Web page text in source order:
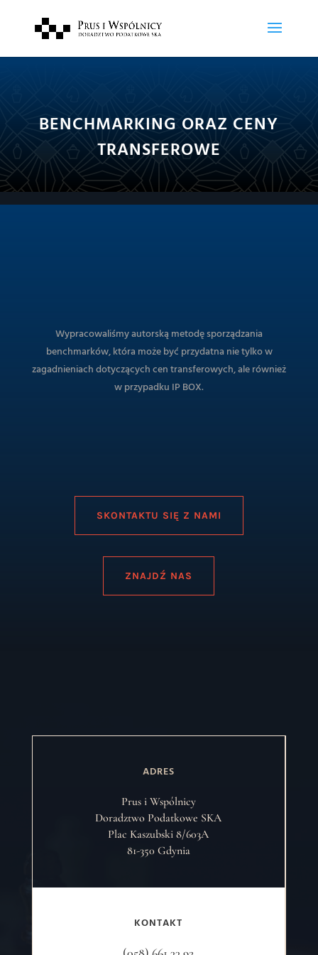
BENCHMARKING ORAZ CENY
TRANSFEROWE
Wypracowaliśmy autorską metodę sporządzania
benchmarków, która może być przydatna nie tylko w
zagadnieniach dotyczących cen transferowych, ale również
w przypadku IP BOX.
SKONTAKTU SIĘ Z NAMI
ZNAJDŹ NAS
ADRES
Prus i Wspólnicy
Doradztwo Podatkowe SKA
Plac Kaszubski 8/603A
81-350 Gdynia
KONTAKT